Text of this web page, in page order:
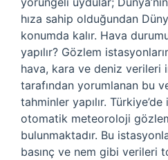
hıza sahip olduğundan
konumda kalır. Hava
yapılır? Gözlem
hava, kara ve deniz verileri
tarafından yorumlanan bu
tahminler yapılır.
otomatik meteoroloji
bulunmaktadır. Bu
basınç ve nem gibi verileri